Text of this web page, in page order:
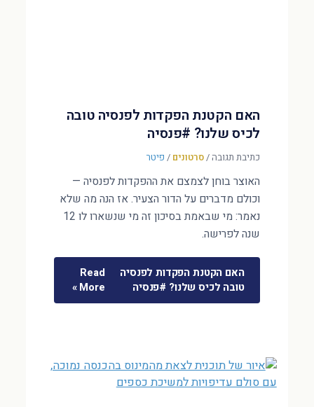
האם הקטנת הפקדות לפנסיה טובה
לכיס שלנו? #פנסיה
כתיבת תגובה/סרטונים / פיטר
האוצר בוחן לצמצם את ההפקדות לפנסיה —
וכולם מדברים על הדור הצעיר. אז הנה מה שלא
נאמר: מי שבאמת בסיכון זה מי שנשארו לו 12
שנה לפרישה.
האם הקטנת הפקדות לפנסיה
טובה לכיס שלנו? #פנסיה
Read
More »